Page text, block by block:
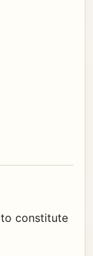
constitute